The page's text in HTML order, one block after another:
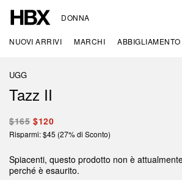
DONNA
NUOVI ARRIVI MARCHI ABBIGLIAMENTO
UGG
Tazz II
$165 $120
Risparmi: $45 (27% di Sconto)
Spiacenti, questo prodotto non è
perché è esaurito.